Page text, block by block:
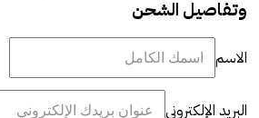
وتفاصيل الشحن
الاسم
البريد الإلكتروني